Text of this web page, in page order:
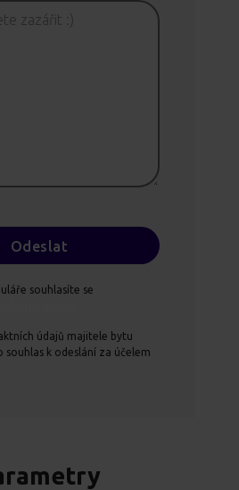
souhlasíte se
údajů majitele bytu
k odeslání za účelem